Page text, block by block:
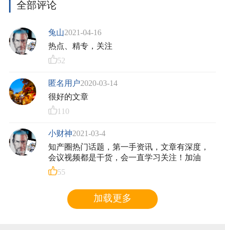
全部评论
兔山2021-04-16
热点、精专，关注
52
匿名用户2020-03-14
很好的文章
110
小财神2021-03-4
知产圈热门话题，第一手资讯，文章有深度，
会议视频都是干货，会一直学习关注！加油
55
加载更多